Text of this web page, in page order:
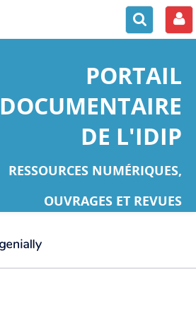
PORTAIL
DOCUMENTAIRE
DE L'IDIP
RESSOURCES NUMÉRIQUES,
OUVRAGES ET REVUES